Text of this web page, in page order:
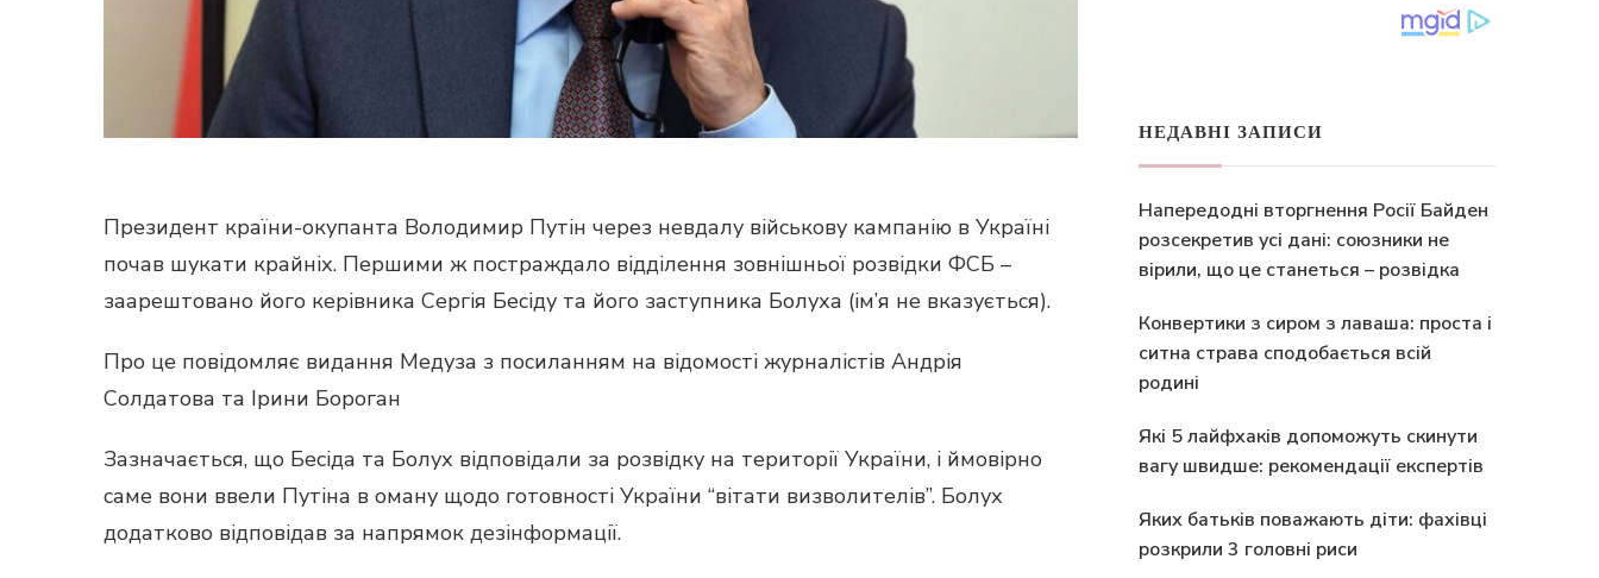
Президент країни-окупанта Володимир Путін через невдалу військову кампанію в Україні
почав шукати крайніх. Першими ж постраждало відділення зовнішньої розвідки ФСБ –
заарештовано його керівника Сергія Бесіду та його заступника Болуха (ім’я не вказується).
Про це повідомляє видання Медуза з посиланням на відомості журналістів Андрія
Солдатова та Ірини Бороган
Зазначається, що Бесіда та Болух відповідали за розвідку на території України, і ймовірно
саме вони ввели Путіна в оману щодо готовності України “вітати визволителів”. Болух
додатково відповідав за напрямок дезінформації.
НЕДАВНІ ЗАПИСИ
Напередодні вторгнення Росії Байден
розсекретив усі дані: союзники не
вірили, що це станеться – розвідка
Конвертики з сиром з лаваша: проста і
ситна страва сподобається всій
родині
Які 5 лайфхаків допоможуть скинути
вагу швидше: рекомендації експертів
Яких батьків поважають діти: фахівці
розкрили 3 головні риси